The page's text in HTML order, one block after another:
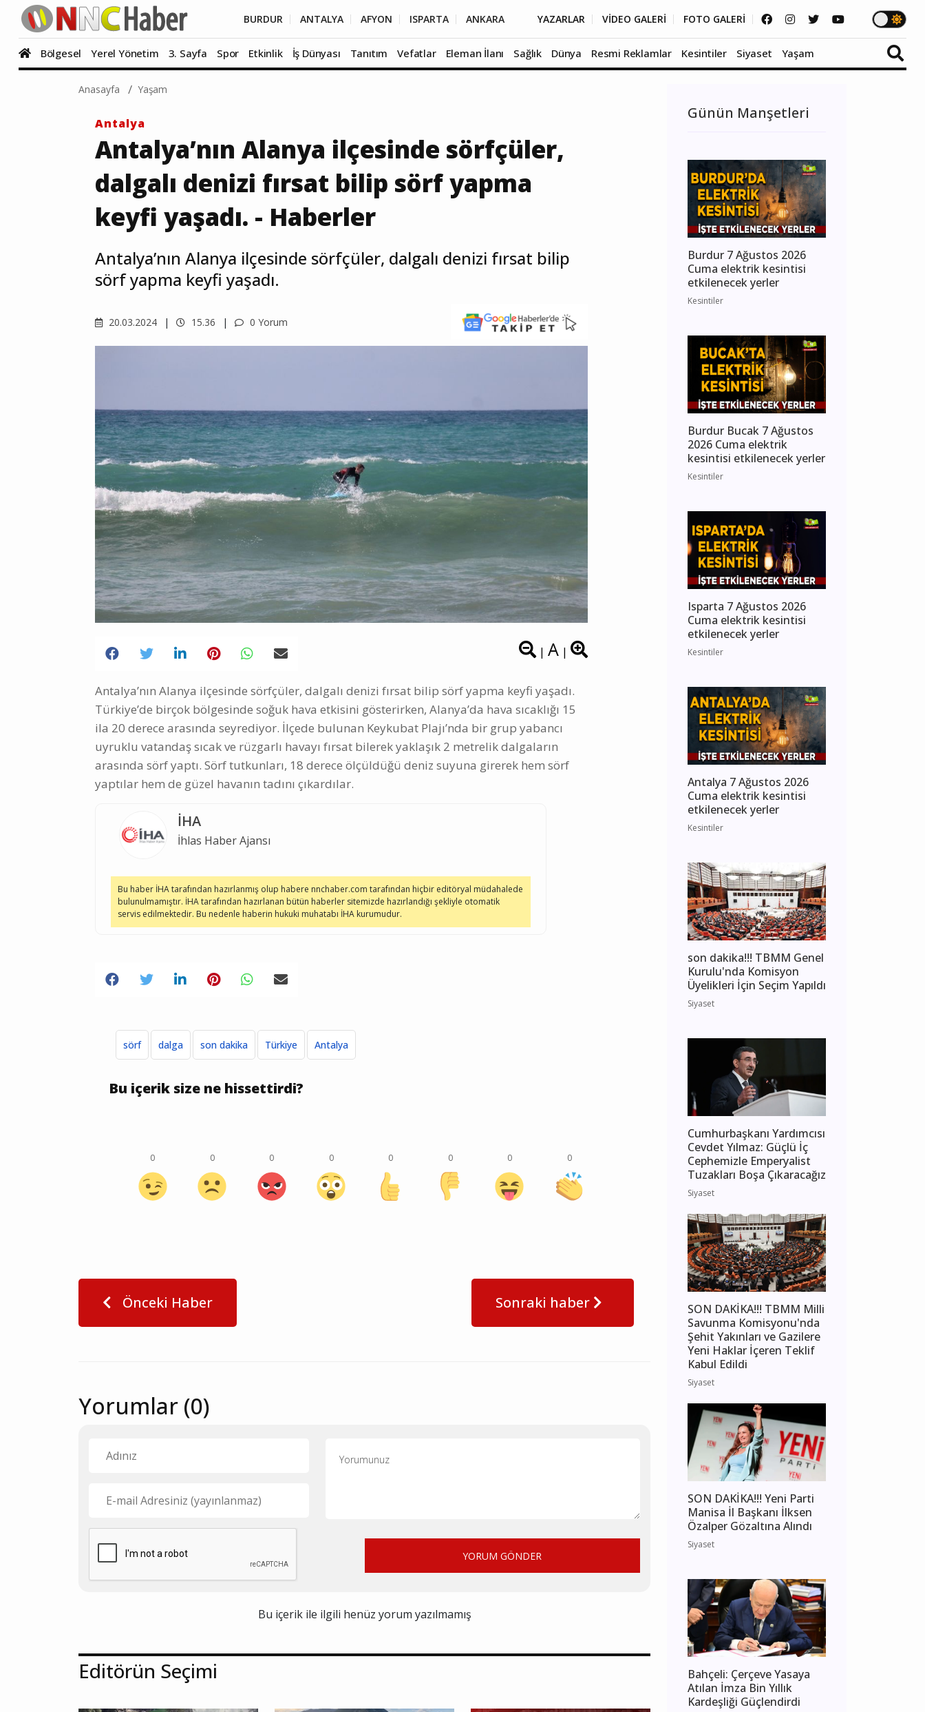
BURDUR ANTALYA AFYON ISPARTA ANKARA YAZARLAR VİDEO GALERİ FOTO GALERİ
Bölgesel Yerel Yönetim 3. Sayfa Spor Etkinlik İş Dünyası Tanıtım Vefatlar Eleman İlanı Sağlık Dünya Resmi Reklamlar Kesintiler Siyaset Yaşam
Anasayfa Yaşam
Antalya
Antalya’nın Alanya ilçesinde sörfçüler,
dalgalı denizi fırsat bilip sörf yapma
keyfi yaşadı. - Haberler
Antalya’nın Alanya ilçesinde sörfçüler, dalgalı denizi fırsat bilip
sörf yapma keyfi yaşadı.
20.03.2024 15.36 0 Yorum
| A|
Antalya’nın Alanya ilçesinde sörfçüler, dalgalı denizi fırsat bilip sörf yapma keyfi yaşadı.
Türkiye’de birçok bölgesinde soğuk hava etkisini gösterirken, Alanya’da hava sıcaklığı 15
ila 20 derece arasında seyrediyor. İlçede bulunan Keykubat Plajı’nda bir grup yabancı
uyruklu vatandaş sıcak ve rüzgarlı havayı fırsat bilerek yaklaşık 2 metrelik dalgaların
arasında sörf yaptı. Sörf tutkunları, 18 derece ölçüldüğü deniz suyuna girerek hem sörf
yaptılar hem de güzel havanın tadını çıkardılar.
İHA
İhlas Haber Ajansı
Bu haber İHA tarafından hazırlanmış olup habere nnchaber.com tarafından hiçbir editöryal müdahalede
bulunulmamıştır. İHA tarafından hazırlanan bütün haberler sitemizde hazırlandığı şekliyle otomatik
servis edilmektedir. Bu nedenle haberin hukuki muhatabı İHA kurumudur.
sörf dalga son dakika Türkiye Antalya
Bu içerik size ne hissettirdi?
0 0 0 0 0 0 0 0
Önceki Haber Sonraki haber
Yorumlar (0)
YORUM GÖNDER
Bu içerik ile ilgili henüz yorum yazılmamış
Editörün Seçimi
Günün Manşetleri
Burdur 7 Ağustos 2026
Cuma elektrik kesintisi
etkilenecek yerler
Kesintiler
Burdur Bucak 7 Ağustos
2026 Cuma elektrik
kesintisi etkilenecek yerler
Kesintiler
Isparta 7 Ağustos 2026
Cuma elektrik kesintisi
etkilenecek yerler
Kesintiler
Antalya 7 Ağustos 2026
Cuma elektrik kesintisi
etkilenecek yerler
Kesintiler
son dakika!!! TBMM Genel
Kurulu'nda Komisyon
Üyelikleri İçin Seçim Yapıldı
Siyaset
Cumhurbaşkanı Yardımcısı
Cevdet Yılmaz: Güçlü İç
Cephemizle Emperyalist
Tuzakları Boşa Çıkaracağız
Siyaset
SON DAKİKA!!! TBMM Milli
Savunma Komisyonu'nda
Şehit Yakınları ve Gazilere
Yeni Haklar İçeren Teklif
Kabul Edildi
Siyaset
SON DAKİKA!!! Yeni Parti
Manisa İl Başkanı İlksen
Özalper Gözaltına Alındı
Siyaset
Bahçeli: Çerçeve Yasaya
Atılan İmza Bin Yıllık
Kardeşliği Güçlendirdi